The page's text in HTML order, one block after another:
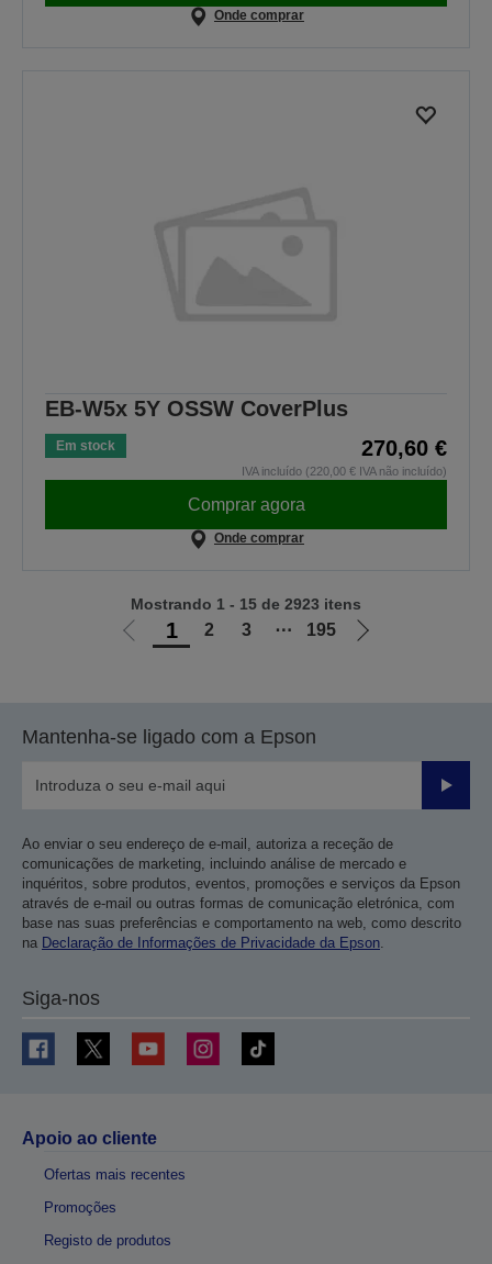
Onde comprar
EB-W5x 5Y OSSW CoverPlus
Em stock 270,60 €
IVA incluído (220,00 € IVA não incluído)
Comprar agora
Onde comprar
Ir
anterior
1 2 3 ⋯ 195
Ir
Mostrando 1 - 15 de 2923 itens
Mantenha-se ligado com a Epson
Enviar
Ao enviar o seu endereço de e-mail, autoriza a receção de
comunicações de marketing, incluindo análise de mercado e
inquéritos, sobre produtos, eventos, promoções e serviços da Epson
através de e-mail ou outras formas de comunicação eletrónica, com
base nas suas preferências e comportamento na web, como descrito
na Declaração de Informações de Privacidade da Epson.
Siga-nos
Apoio ao cliente
Ofertas mais recentes
Promoções
Registo de produtos